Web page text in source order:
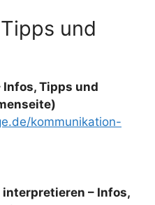
und
Tipps und
kommunikation-
– Infos,